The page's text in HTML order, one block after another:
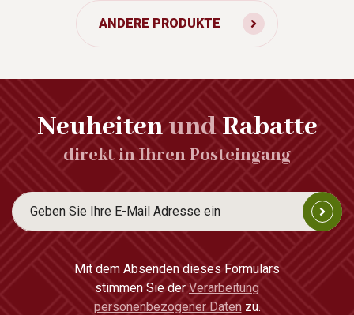
ANDERE PRODUKTE
NeuheitenundRabatte
direkt in Ihren Posteingang
Mit dem Absenden dieses Formulars
stimmen Sie der Verarbeitung
personenbezogener Daten zu.